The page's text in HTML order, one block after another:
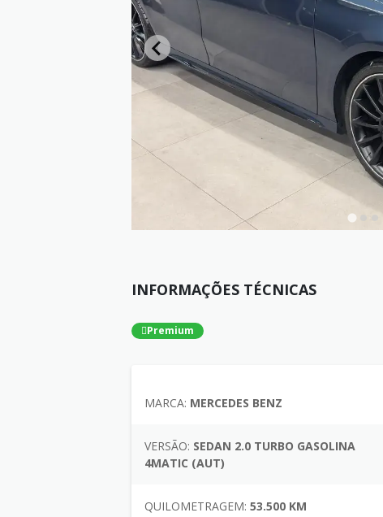
INFORMAÇÕES TÉCNICAS
Premium
MARCA: MERCEDES BENZ
VERSÃO: SEDAN 2.0 TURBO GASOLINA
4MATIC (AUT)
QUILOMETRAGEM: 53.500 KM